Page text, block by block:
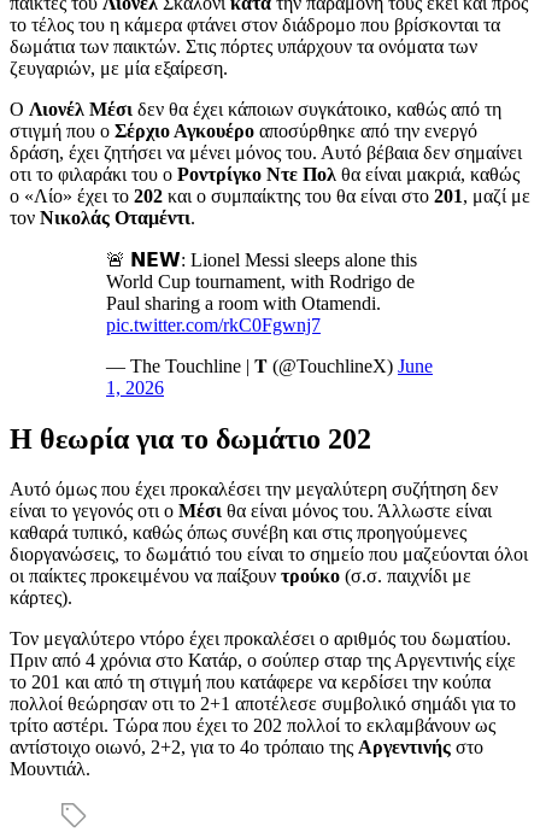
το τέλος του η κάμερα φτάνει στον διάδρομο που βρίσκονται τα
δωμάτια των παικτών. Στις πόρτες υπάρχουν τα ονόματα των
ζευγαριών, με μία εξαίρεση.
Ο Λιονέλ Μέσι δεν θα έχει κάποιων συγκάτοικο, καθώς από τη
στιγμή που ο Σέρχιο Αγκουέρο αποσύρθηκε από την ενεργό
δράση, έχει ζητήσει να μένει μόνος του. Αυτό βέβαια δεν σημαίνει
οτι το φιλαράκι του ο Ροντρίγκο Ντε Πολ θα είναι μακριά, καθώς
ο «Λίο» έχει το 202 και ο συμπαίκτης του θα είναι στο 201, μαζί με
τον Νικολάς Οταμέντι.
🚨 𝗡𝗘𝗪: Lionel Messi sleeps alone this
World Cup tournament, with Rodrigo de
Paul sharing a room with Otamendi.
pic.twitter.com/rkC0Fgwnj7
— The Touchline | 𝐓 (@TouchlineX) June
1, 2026
Η θεωρία για το δωμάτιο 202
Αυτό όμως που έχει προκαλέσει την μεγαλύτερη συζήτηση δεν
είναι το γεγονός οτι ο Μέσι θα είναι μόνος του. Άλλωστε είναι
καθαρά τυπικό, καθώς όπως συνέβη και στις προηγούμενες
διοργανώσεις, το δωμάτιό του είναι το σημείο που μαζεύονται όλοι
οι παίκτες προκειμένου να παίξουν τρούκο (σ.σ. παιχνίδι με
κάρτες).
Τον μεγαλύτερο ντόρο έχει προκαλέσει ο αριθμός του δωματίου.
Πριν από 4 χρόνια στο Κατάρ, ο σούπερ σταρ της Αργεντινής είχε
το 201 και από τη στιγμή που κατάφερε να κερδίσει την κούπα
πολλοί θεώρησαν οτι το 2+1 αποτέλεσε συμβολικό σημάδι για το
τρίτο αστέρι. Τώρα που έχει το 202 πολλοί το εκλαμβάνουν ως
αντίστοιχο οιωνό, 2+2, για το 4ο τρόπαιο της Αργεντινής στο
Μουντιάλ.